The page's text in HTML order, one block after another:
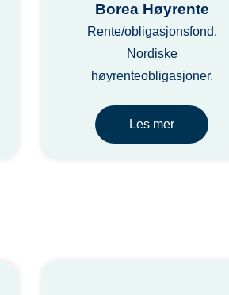
Borea Høyrente
Rente/obligasjonsfond.
Nordiske
høyrenteobligasjoner.
Les mer